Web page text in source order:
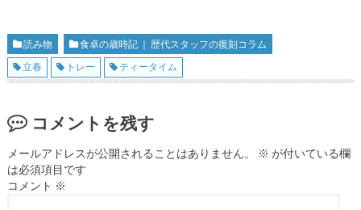
読み物
食卓の歳時記 ｜ 歴代スタッフの復刻コラム
立春
トレー ティータイム
コメントを残す
メールアドレスが公開されることはありません。 ※ が付いている欄
は必須項目です
コメント ※